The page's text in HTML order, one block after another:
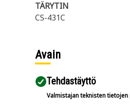
TÄRYTIN
CS-431C
Avain
Tehdastäyttö
Valmistajan teknisten